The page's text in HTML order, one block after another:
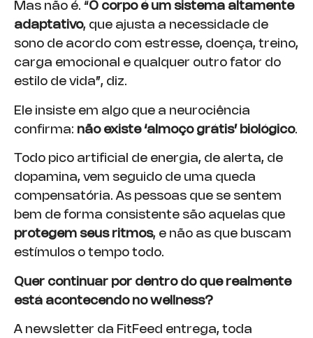
Mas não é. “O corpo é um sistema altamente
adaptativo, que ajusta a necessidade de
sono de acordo com estresse, doença, treino,
carga emocional e qualquer outro fator do
estilo de vida”, diz.
Ele insiste em algo que a neurociência
confirma: não existe ‘almoço grátis’ biológico.
Todo pico artificial de energia, de alerta, de
dopamina, vem seguido de uma queda
compensatória. As pessoas que se sentem
bem de forma consistente são aquelas que
protegem seus ritmos, e não as que buscam
estímulos o tempo todo.
Quer continuar por dentro do que realmente
está acontecendo no wellness?
A newsletter da FitFeed entrega, toda